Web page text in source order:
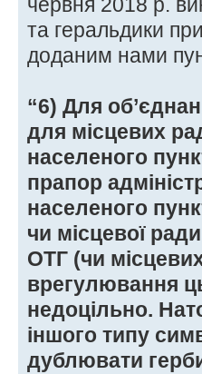
та геральдики
доданим нами
“6) Для
для місцевих
населеного
прапор
населеного
чи місцевої
ОТГ (чи
врегулювання
недоцільно.
іншого типу
дублювати